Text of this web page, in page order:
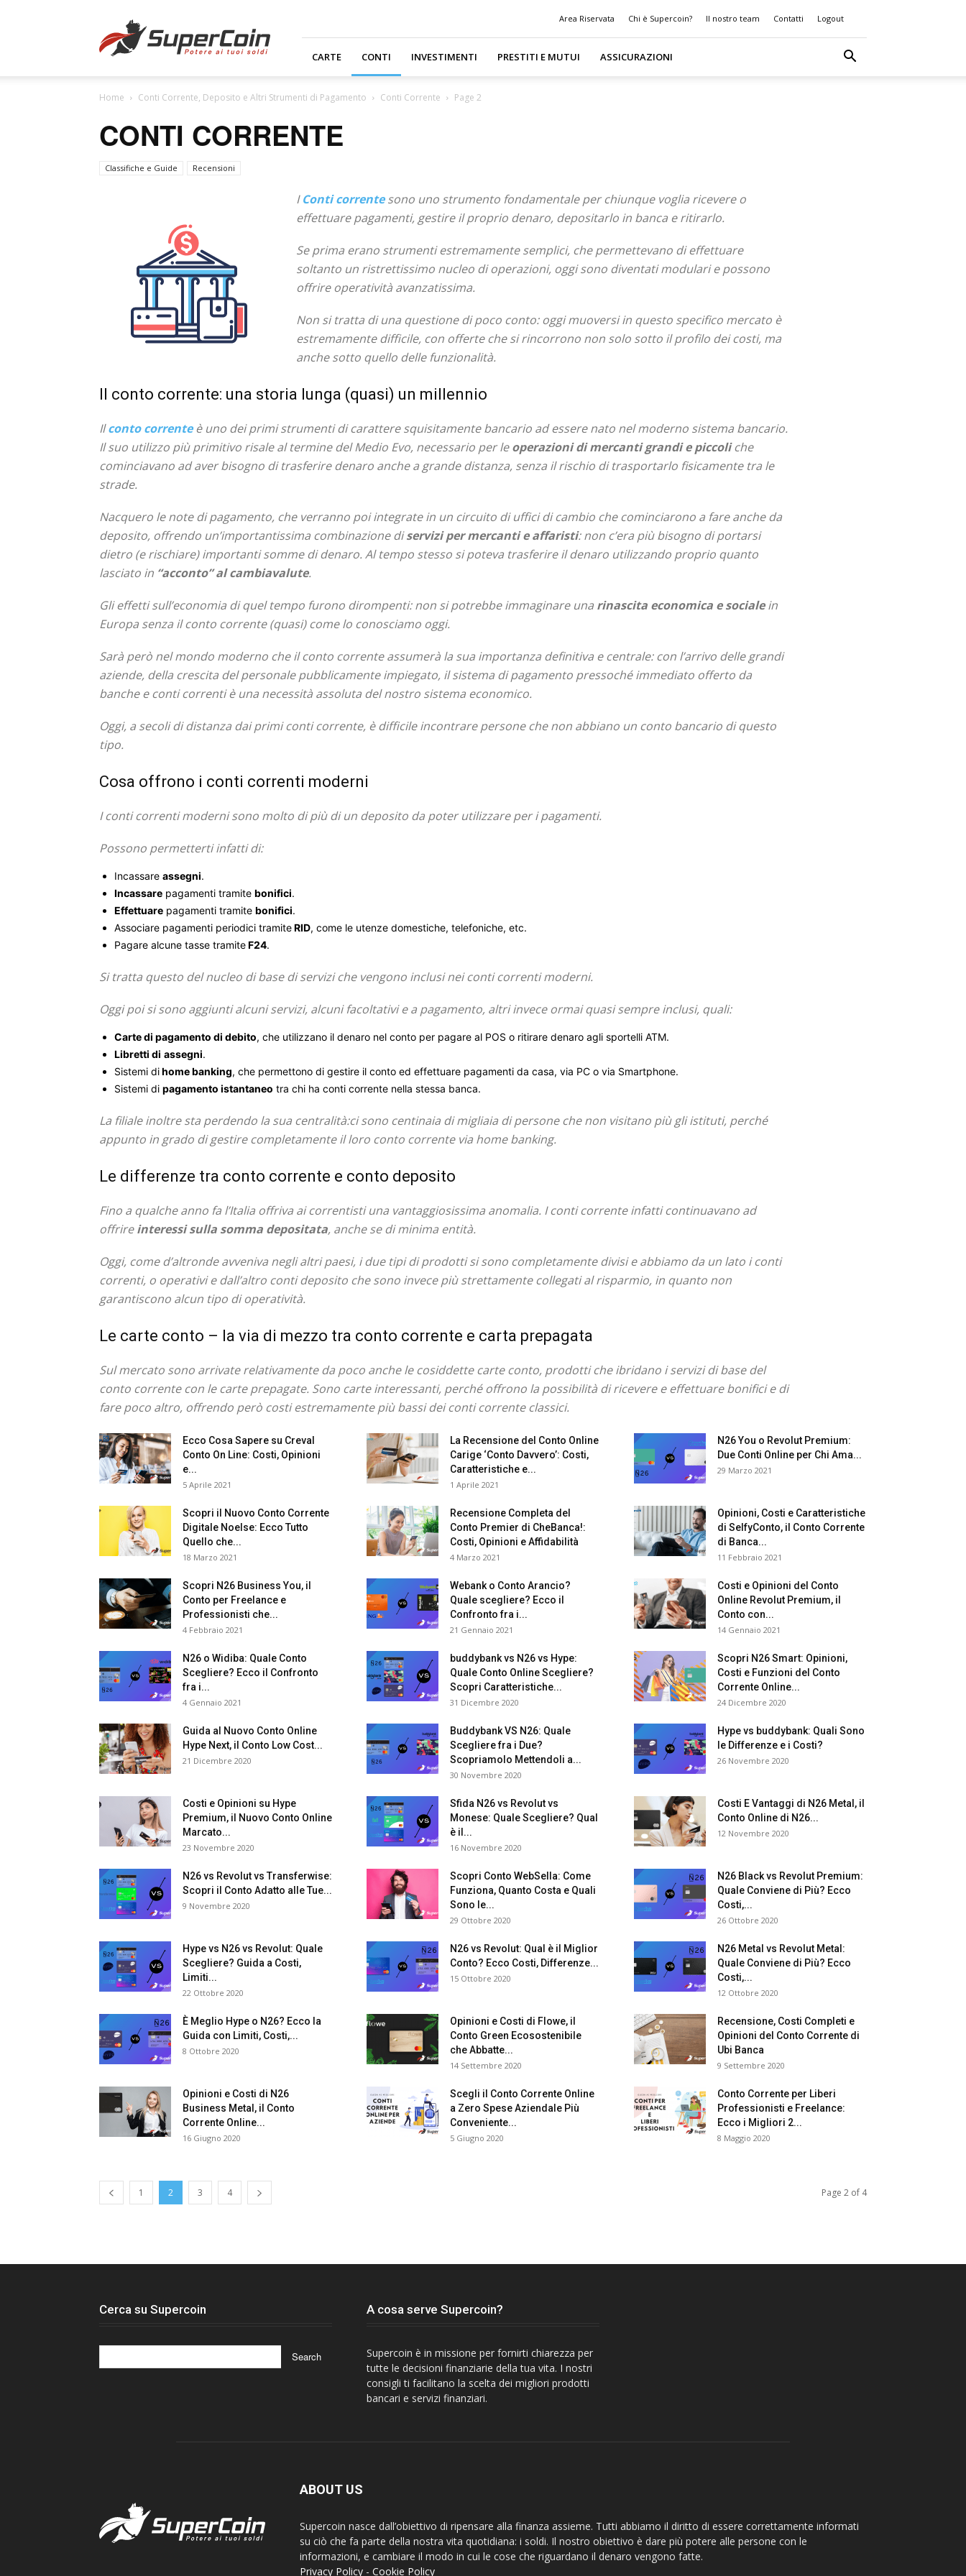
Area Riservata Chi è Supercoin? Il nostro team Contatti Logout
CARTE CONTI INVESTIMENTI PRESTITI E MUTUI ASSICURAZIONI
Home Conti Corrente, Deposito e Altri Strumenti di Pagamento Conti Corrente Page 2
CONTI CORRENTE
Classifiche e Guide Recensioni
IConti correntesono uno strumento fondamentale per chiunque voglia ricevere o
effettuare pagamenti, gestire il proprio denaro, depositarlo in banca e ritirarlo.
Se prima erano strumenti estremamente semplici, che permettevano di effettuare
soltanto un ristrettissimo nucleo di operazioni, oggi sono diventati modulari e possono
offrire operatività avanzatissima.
Non si tratta di una questione di poco conto: oggi muoversi in questo specifico mercato è
estremamente difficile, con offerte che si rincorrono non solo sotto il profilo dei costi, ma
anche sotto quello delle funzionalità.
Il conto corrente: una storia lunga (quasi) un millennio
Ilconto correnteè uno dei primi strumenti di carattere squisitamente bancario ad essere nato nel moderno sistema bancario.
Il suo utilizzo più primitivo risale al termine del Medio Evo, necessario per leoperazioni di mercanti grandi e piccoliche
cominciavano ad aver bisogno di trasferire denaro anche a grande distanza, senza il rischio di trasportarlo fisicamente tra le
strade.
Nacquero le note di pagamento, che verranno poi integrate in un circuito di uffici di cambio che cominciarono a fare anche da
deposito, offrendo un’importantissima combinazione diservizi per mercanti e affaristi: non c’era più bisogno di portarsi
dietro (e rischiare) importanti somme di denaro. Al tempo stesso si poteva trasferire il denaro utilizzando proprio quanto
lasciato in “acconto” al cambiavalute.
Gli effetti sull’economia di quel tempo furono dirompenti: non si potrebbe immaginare una rinascita economica e socialein
Europa senza il conto corrente (quasi) come lo conosciamo oggi.
Sarà però nel mondo moderno che il conto corrente assumerà la sua importanza definitiva e centrale: con l’arrivo delle grandi
aziende, della crescita del personale pubblicamente impiegato, il sistema di pagamento pressoché immediato offerto da
banche e conti correnti è una necessità assoluta del nostro sistema economico.
Oggi, a secoli di distanza dai primi conti corrente, è difficile incontrare persone che non abbiano un conto bancario di questo
tipo.
Cosa offrono i conti correnti moderni
I conti correnti moderni sono molto di più di un deposito da poter utilizzare per i pagamenti.
Possono permetterti infatti di:
Incassare assegni.
Incassare pagamenti tramite bonifici.
Effettuare pagamenti tramite bonifici.
Associare pagamenti periodici tramiteRID, come le utenze domestiche, telefoniche, etc.
Pagare alcune tasse tramiteF24.
Si tratta questo del nucleo di base di servizi che vengono inclusi nei conti correnti moderni.
Oggi poi si sono aggiunti alcuni servizi, alcuni facoltativi e a pagamento, altri invece ormai quasi sempre inclusi, quali:
Carte di pagamento di debito, che utilizzano il denaro nel conto per pagare al POS o ritirare denaro agli sportelli ATM.
Libretti di assegni.
Sistemi dihome banking, che permettono di gestire il conto ed effettuare pagamenti da casa, via PC o via Smartphone.
Sistemi di pagamento istantaneo tra chi ha conti corrente nella stessa banca.
La filiale inoltre sta perdendo la sua centralità:ci sono centinaia di migliaia di persone che non visitano più gli istituti, perché
appunto in grado di gestire completamente il loro conto corrente via home banking.
Le differenze tra conto corrente e conto deposito
Fino a qualche anno fa l’Italia offriva ai correntisti una vantaggiosissima anomalia. I conti corrente infatti continuavano ad
offrireinteressi sulla somma depositata, anche se di minima entità.
Oggi, come d’altronde avveniva negli altri paesi, i due tipi di prodotti si sono completamente divisi e abbiamo da un lato i conti
correnti, o operativi e dall’altro conti deposito che sono invece più strettamente collegati al risparmio, in quanto non
garantiscono alcun tipo di operatività.
Le carte conto – la via di mezzo tra conto corrente e carta prepagata
Sul mercato sono arrivate relativamente da poco anche le cosiddette carte conto, prodotti che ibridano i servizi di base del
conto corrente con le carte prepagate. Sono carte interessanti, perché offrono la possibilità di ricevere e effettuare bonifici e di
fare poco altro, offrendo però costi estremamente più bassi dei conti corrente classici.
Ecco Cosa Sapere su Creval
Conto On Line: Costi, Opinioni
e...
5 Aprile 2021
La Recensione del Conto Online
Carige ‘Conto Davvero’: Costi,
Caratteristiche e...
1 Aprile 2021
N26 You o Revolut Premium:
Due Conti Online per Chi Ama...
29 Marzo 2021
Scopri il Nuovo Conto Corrente
Digitale Noelse: Ecco Tutto
Quello che...
18 Marzo 2021
Recensione Completa del
Conto Premier di CheBanca!:
Costi, Opinioni e Affidabilità
4 Marzo 2021
Opinioni, Costi e Caratteristiche
di SelfyConto, il Conto Corrente
di Banca...
11 Febbraio 2021
Scopri N26 Business You, il
Conto per Freelance e
Professionisti che...
4 Febbraio 2021
Webank o Conto Arancio?
Quale scegliere? Ecco il
Confronto fra i...
21 Gennaio 2021
Costi e Opinioni del Conto
Online Revolut Premium, il
Conto con...
14 Gennaio 2021
N26 o Widiba: Quale Conto
Scegliere? Ecco il Confronto
fra i...
4 Gennaio 2021
buddybank vs N26 vs Hype:
Quale Conto Online Scegliere?
Scopri Caratteristiche...
31 Dicembre 2020
Scopri N26 Smart: Opinioni,
Costi e Funzioni del Conto
Corrente Online...
24 Dicembre 2020
Guida al Nuovo Conto Online
Hype Next, il Conto Low Cost...
21 Dicembre 2020
Buddybank VS N26: Quale
Scegliere fra i Due?
Scopriamolo Mettendoli a...
30 Novembre 2020
Hype vs buddybank: Quali Sono
le Differenze e i Costi?
26 Novembre 2020
Costi e Opinioni su Hype
Premium, il Nuovo Conto Online
Marcato...
23 Novembre 2020
Sfida N26 vs Revolut vs
Monese: Quale Scegliere? Qual
è il...
16 Novembre 2020
Costi E Vantaggi di N26 Metal, il
Conto Online di N26...
12 Novembre 2020
N26 vs Revolut vs Transferwise:
Scopri il Conto Adatto alle Tue...
9 Novembre 2020
Scopri Conto WebSella: Come
Funziona, Quanto Costa e Quali
Sono le...
29 Ottobre 2020
N26 Black vs Revolut Premium:
Quale Conviene di Più? Ecco
Costi,...
26 Ottobre 2020
Hype vs N26 vs Revolut: Quale
Scegliere? Guida a Costi,
Limiti...
22 Ottobre 2020
N26 vs Revolut: Qual è il Miglior
Conto? Ecco Costi, Differenze...
15 Ottobre 2020
N26 Metal vs Revolut Metal:
Quale Conviene di Più? Ecco
Costi,...
12 Ottobre 2020
È Meglio Hype o N26? Ecco la
Guida con Limiti, Costi,...
8 Ottobre 2020
Opinioni e Costi di Flowe, il
Conto Green Ecosostenibile
che Abbatte...
14 Settembre 2020
Recensione, Costi Completi e
Opinioni del Conto Corrente di
Ubi Banca
9 Settembre 2020
Opinioni e Costi di N26
Business Metal, il Conto
Corrente Online...
16 Giugno 2020
Scegli il Conto Corrente Online
a Zero Spese Aziendale Più
Conveniente...
5 Giugno 2020
Conto Corrente per Liberi
Professionisti e Freelance:
Ecco i Migliori 2...
8 Maggio 2020
1 2 3 4 Page 2 of 4
Cerca su Supercoin A cosa serve Supercoin?
Supercoin è in missione per fornirti chiarezza per
tutte le decisioni finanziarie della tua vita. I nostri
consigli ti facilitano la scelta dei migliori prodotti
bancari e servizi finanziari.
ABOUT US
Supercoin nasce dall’obiettivo di ripensare alla finanza assieme. Tutti abbiamo il diritto di essere correttamente informati
su ciò che fa parte della nostra vita quotidiana: i soldi. Il nostro obiettivo è dare più potere alle persone con le
informazioni, e cambiare il modo in cui le cose che riguardano il denaro vengono fatte.
Privacy Policy - Cookie Policy